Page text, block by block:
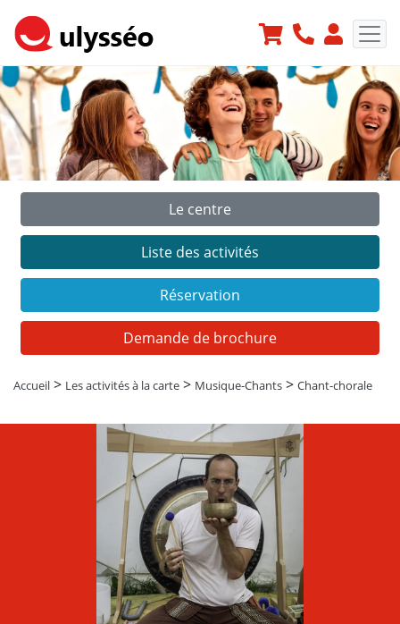
Précédent
Le centre
Liste des activités
Réservation
Demande de brochure
Accueil > Les activités à la carte > Musique-Chants > Chant-chorale